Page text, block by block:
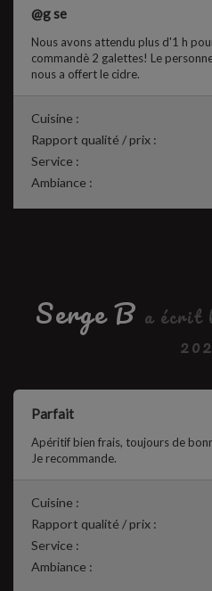
@g se
Nous avons attendu plus d'1 h
commandè 2 galettes! Le
nous a offert le cidre.
Cuisine :
Rapport qualité / prix :
Service :
Ambiance :
Serge B a écrit
Parfait
Apéritif bien frais, toujours de
Je recommande.
Cuisine :
Rapport qualité / prix :
Service :
Ambiance :